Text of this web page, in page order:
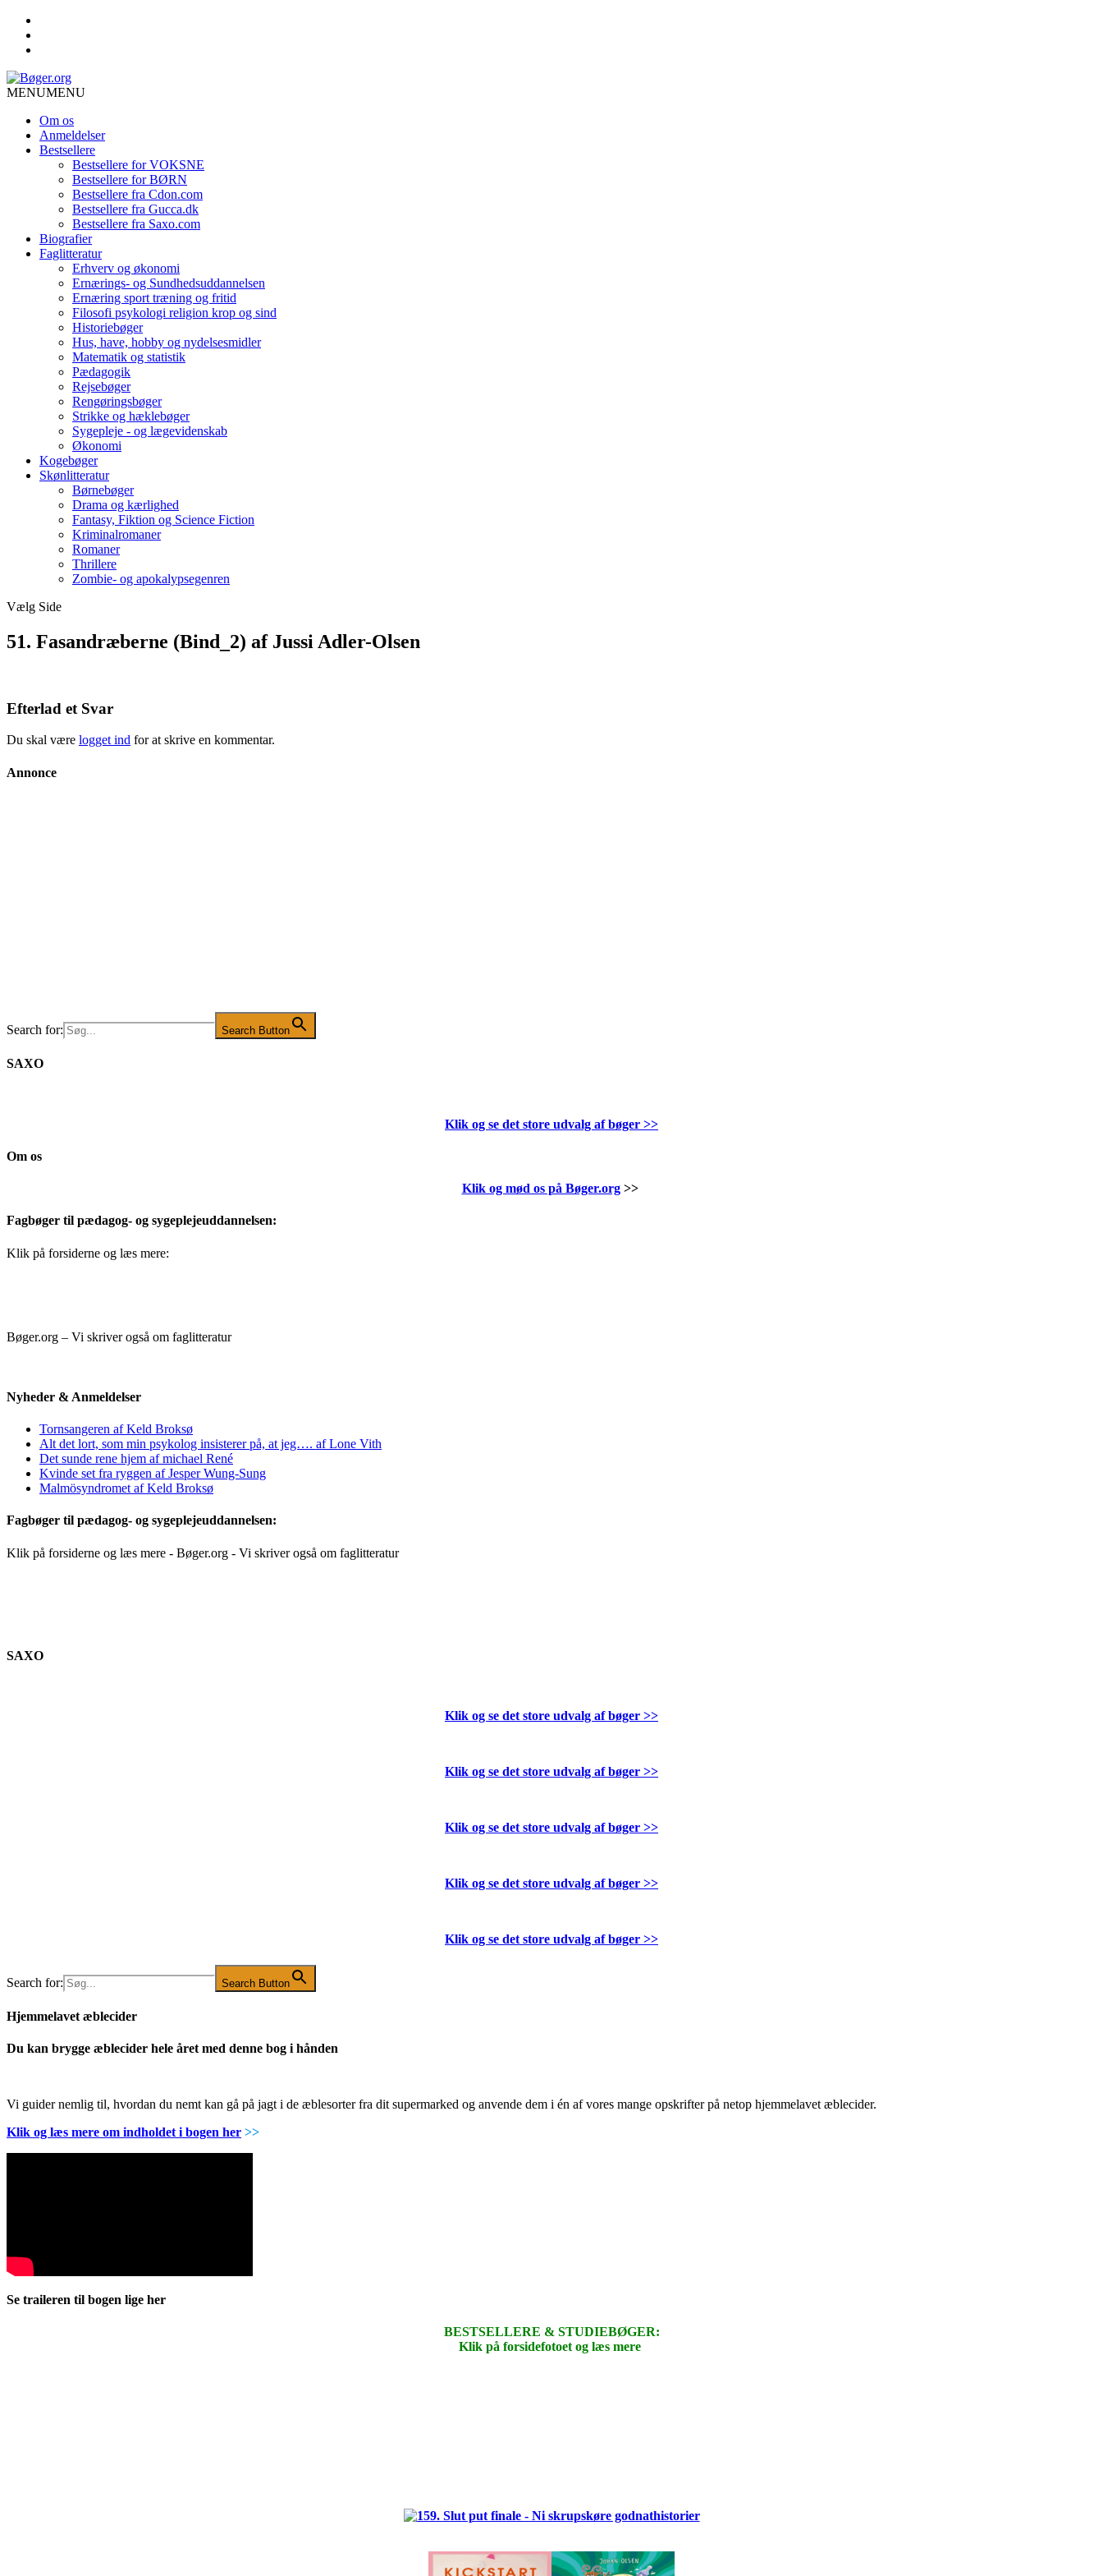
MENUMENU
Om os
Anmeldelser
Bestsellere
Bestsellere for VOKSNE
Bestsellere for BØRN
Bestsellere fra Cdon.com
Bestsellere fra Gucca.dk
Bestsellere fra Saxo.com
Biografier
Faglitteratur
Erhverv og økonomi
Ernærings- og Sundhedsuddannelsen
Ernæring sport træning og fritid
Filosofi psykologi religion krop og sind
Historiebøger
Hus, have, hobby og nydelsesmidler
Matematik og statistik
Pædagogik
Rejsebøger
Rengøringsbøger
Strikke og hæklebøger
Sygepleje - og lægevidenskab
Økonomi
Kogebøger
Skønlitteratur
Børnebøger
Drama og kærlighed
Fantasy, Fiktion og Science Fiction
Kriminalromaner
Romaner
Thrillere
Zombie- og apokalypsegenren
Vælg Side
51. Fasandræberne (Bind_2) af Jussi Adler-Olsen
Efterlad et Svar
Du skal være logget ind for at skrive en kommentar.
Annonce
Search for: Search Button
SAXO
Klik og se det store udvalg af bøger >>
Om os
Klik og mød os på Bøger.org>>
Fagbøger til pædagog- og sygeplejeuddannelsen:
Klik på forsiderne og læs mere:
Bøger.org – Vi skriver også om faglitteratur
Nyheder & Anmeldelser
Tornsangeren af Keld Broksø
Alt det lort, som min psykolog insisterer på, at jeg…. af Lone Vith
Det sunde rene hjem af michael René
Kvinde set fra ryggen af Jesper Wung-Sung
Malmösyndromet af Keld Broksø
Fagbøger til pædagog- og sygeplejeuddannelsen:
Klik på forsiderne og læs mere - Bøger.org - Vi skriver også om faglitteratur
SAXO
Klik og se det store udvalg af bøger >>
Klik og se det store udvalg af bøger >>
Klik og se det store udvalg af bøger >>
Klik og se det store udvalg af bøger >>
Klik og se det store udvalg af bøger >>
Search for: Search Button
Hjemmelavet æblecider
Du kan brygge æblecider hele året med denne bog i hånden
Vi guider nemlig til, hvordan du nemt kan gå på jagt i de æblesorter fra dit supermarked og anvende dem i én af vores mange opskrifter på netop hjemmelavet æblecider.
Klik og læs mere om indholdet i bogen her >>
Se traileren til bogen lige her
BESTSELLERE & STUDIEBØGER:
Klik på forsidefotoet og læs mere